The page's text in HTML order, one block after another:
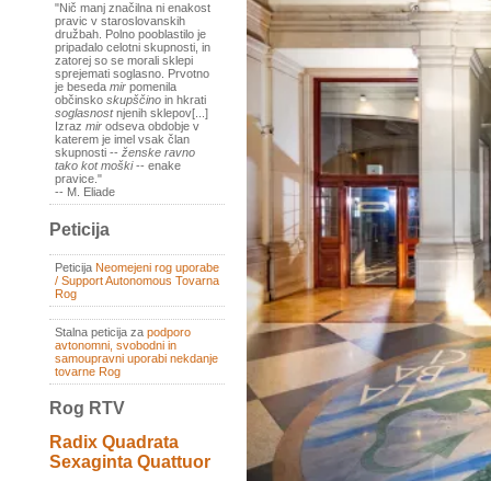
"Nič manj značilna ni enakost
pravic v staroslovanskih
družbah. Polno pooblastilo je
pripadalo celotni skupnosti, in
zatorej so se morali sklepi
sprejemati soglasno. Prvotno
je beseda mir pomenila
občinsko skupščino in hkrati
soglasnostnjenih sklepov[...]
Izraz mir odseva obdobje v
katerem je imel vsak član
skupnosti -- ženske ravno
tako kot moški-- enake
pravice."
-- M. Eliade
Peticija
Peticija Neomejeni rog uporabe
/ Support Autonomous Tovarna
Rog
Stalna peticija za podporo
avtonomni, svobodni in
samoupravni uporabi nekdanje
tovarne Rog
Rog RTV
Radix Quadrata
Sexaginta Quattuor